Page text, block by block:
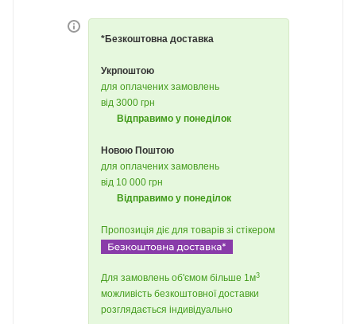
*Безкоштовна доставка
Укрпоштою
для оплачених замовлень
від 3000 грн
Відправимо у понеділок
Новою Поштою
для оплачених замовлень
від 10 000 грн
Відправимо у понеділок
Пропозиція діє для товарів зі стікером
Для замовлень об'ємом більше 1м3
можливість безкоштовної доставки
розглядається індивідуально